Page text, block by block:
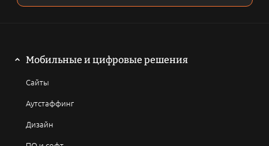
Мобильные и цифровые решения
Сайты
Аутстаффинг
Дизайн